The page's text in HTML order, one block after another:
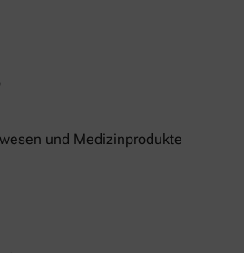
und Medizinprodukte